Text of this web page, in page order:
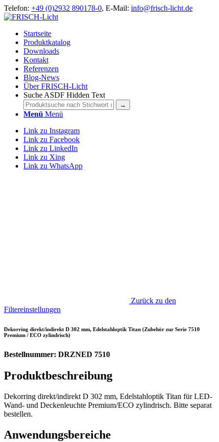
Telefon: +49 (0)2932 890178-0, E-Mail: info@frisch-licht.de
Startseite
Produktkatalog
Downloads
Kontakt
Referenzen
Blog-News
Über FRISCH-Licht
Suche ASDF Hidden Text
Menü Menü
Link zu Instagram
Link zu Facebook
Link zu LinkedIn
Link zu Xing
Link zu WhatsApp
Zurück zu den
Filtereinstellungen
Dekorring direkt/indirekt D 302 mm, Edelstahloptik Titan (Zubehör zur Serie 7510
Premium / ECO zylindrisch)
Bestellnummer: DRZNED 7510
Produktbeschreibung
Dekorring direkt/indirekt D 302 mm, Edelstahloptik Titan für LED-
Wand- und Deckenleuchte Premium/ECO zylindrisch. Bitte separat
bestellen.
Anwendungsbereiche